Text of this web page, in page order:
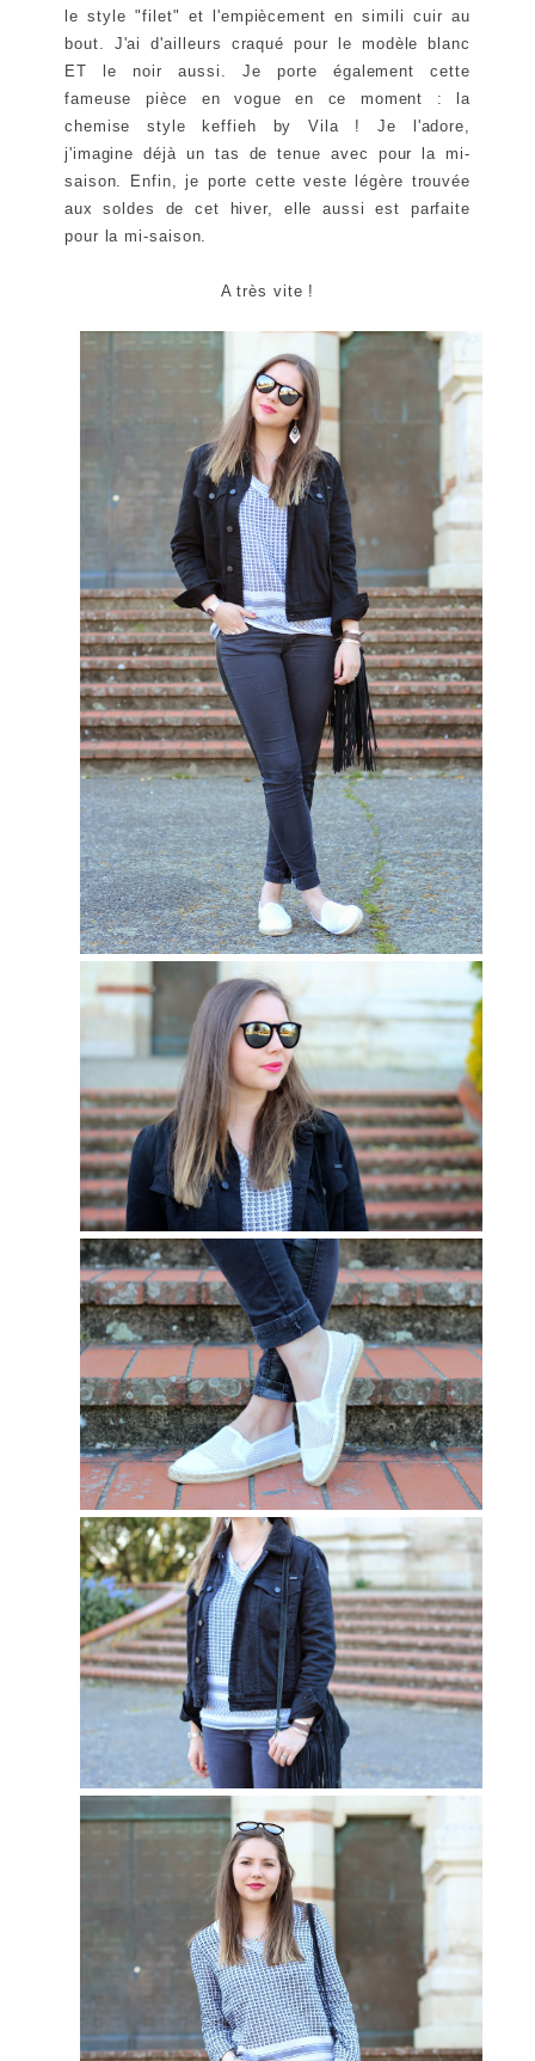
le style "filet" et l'empiècement en simili cuir au
bout. J'ai d'ailleurs craqué pour le modèle blanc
ET le noir aussi. Je porte également cette
fameuse pièce en vogue en ce moment : la
chemise style keffieh by Vila ! Je l'adore,
j'imagine déjà un tas de tenue avec pour la mi-
saison. Enfin, je porte cette veste légère trouvée
aux soldes de cet hiver, elle aussi est parfaite
pour la mi-saison.
A très vite !